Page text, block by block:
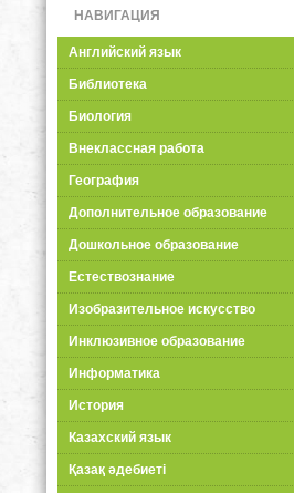
НАВИГАЦИЯ
Английский язык
Библиотека
Биология
Внеклассная работа
География
Дополнительное образование
Дошкольное образование
Естествознание
Изобразительное искусство
Инклюзивное образование
Информатика
История
Казахский язык
Қазақ әдебиеті